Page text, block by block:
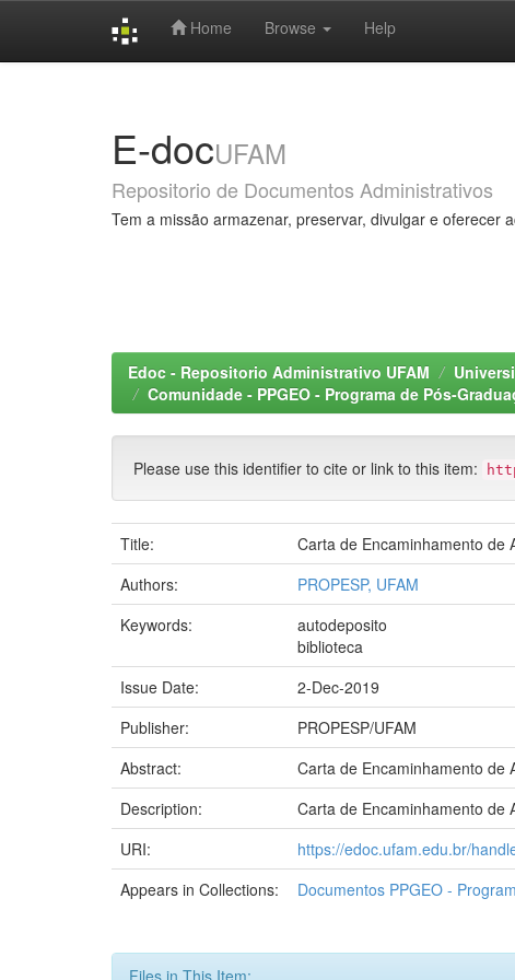
Home Browse Help
E-docUFAM
Repositorio de Documentos Administrativos
Tem a missão armazenar, preservar, divulgar e oferecer
Edoc - Repositorio Administrativo UFAM
Comunidade - PPGEO - Programa de Pós-
Please use this identifier to cite or link to this item:
Title:
Carta de Encaminhamento de
Authors:
PROPESP, UFAM
Keywords:
autodeposito
biblioteca
Issue Date:
2-Dec-2019
Publisher:
PROPESP/UFAM
Abstract:
Carta de Encaminhamento de
Description:
Carta de Encaminhamento de
URI:
https://edoc.ufam.edu.br/
Appears in Collections:
Documentos PPGEO -
Files in This Item: